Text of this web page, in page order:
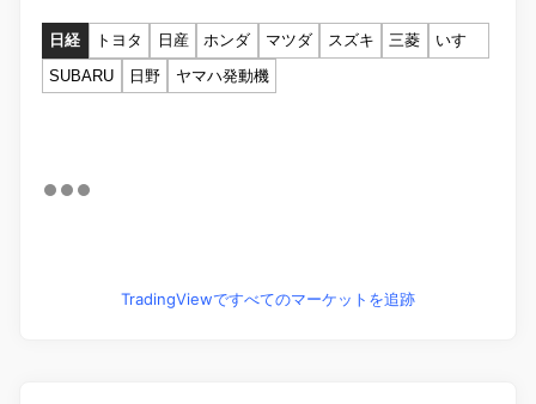
日経 トヨタ 日産 ホンダ マツダ スズキ 三菱
いすゞ
SUBARU
日野 ヤマハ発動機
TradingViewですべてのマーケットを追跡